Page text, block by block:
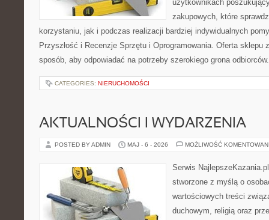
użytkownikach
zakupowych, które
korzystaniu, jak i podczas realizacji bardziej indywidualnych
Przyszłość i Recenzje Sprzętu i Oprogramowania. Oferta sklepu
sposób, aby odpowiadać na potrzeby szerokiego grona
CATEGORIES: NIERUCHOMOŚCI
AKTUALNOŚCI I WYDARZENIA
POSTED BY ADMIN MAJ - 6 - 2026 MOŻLIWOŚĆ
Serwis
stworzone z myślą o
wartościowych treści
duchowym, religią oraz